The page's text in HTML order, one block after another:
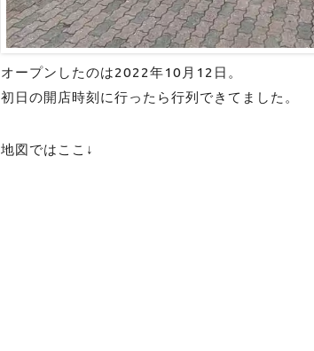
オープンしたのは2022年10月12日。
初日の開店時刻に行ったら行列できてました。
地図ではここ↓